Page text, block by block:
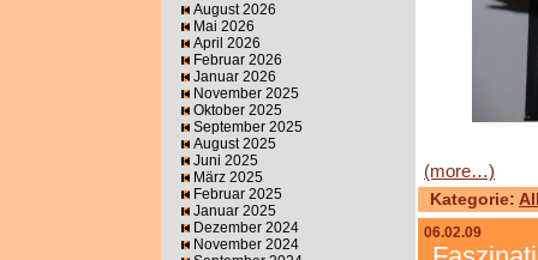
August 2026
Mai 2026
April 2026
Februar 2026
Januar 2026
November 2025
Oktober 2025
September 2025
August 2025
Juni 2025
März 2025
Februar 2025
Januar 2025
Dezember 2024
November 2024
(more…)
Kategorie:
06.02.09